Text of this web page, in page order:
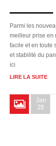
Parmi les
meilleur prise en
facile et en toute
et stabilité du
ici
LIRE LA SUITE
Jan
28